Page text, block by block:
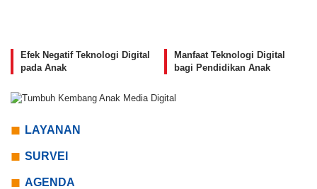
Efek Negatif Teknologi Digital
pada Anak
Manfaat Teknologi Digital
bagi Pendidikan Anak
LAYANAN
SURVEI
AGENDA